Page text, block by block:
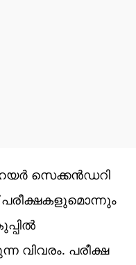
സെക്കൻഡറി
വിവരം. പരീക്ഷ